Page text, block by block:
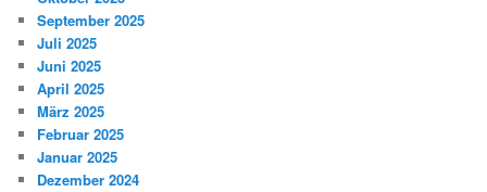
September 2025
Juli 2025
Juni 2025
April 2025
März 2025
Februar 2025
Januar 2025
Dezember 2024